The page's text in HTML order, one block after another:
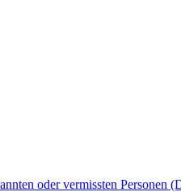
oder vermissten Personen